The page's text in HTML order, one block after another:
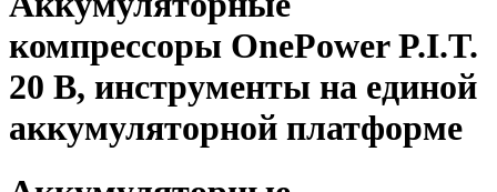
компрессоры OnePower P.I.T.
20 В, инструменты на единой
аккумуляторной платформе